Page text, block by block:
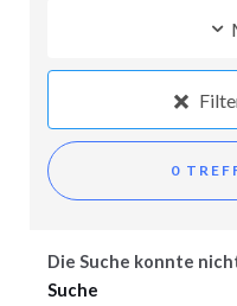
Die Suche konnte
Suche